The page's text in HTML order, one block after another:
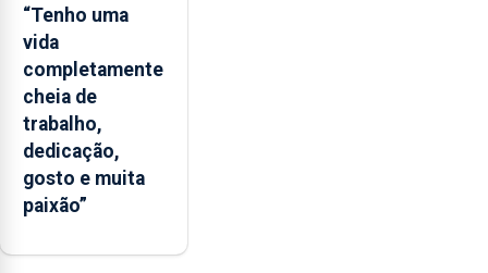
Flores
apresenta
um
“decréscimo
significativo”
da
CPUE
entre
e
“Tenho uma
vida
completamente
cheia de
trabalho,
dedicação,
gosto e muita
paixão”